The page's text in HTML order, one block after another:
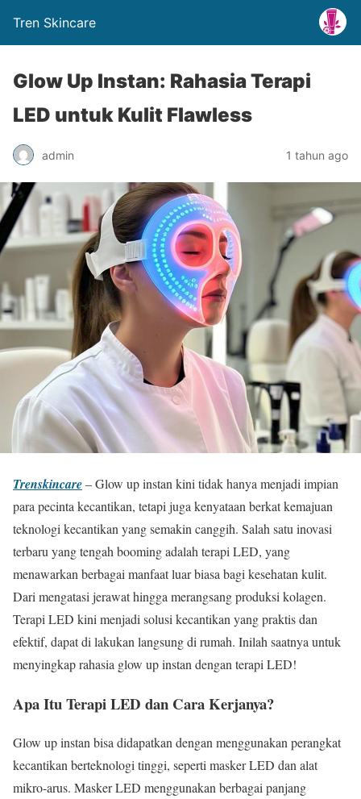
Tren Skincare
Glow Up Instan: Rahasia Terapi
LED untuk Kulit Flawless
admin 1 tahun ago
Trenskincare– Glow up instan kini tidak hanya menjadi impian
para pecinta kecantikan, tetapi juga kenyataan berkat kemajuan
teknologi kecantikan yang semakin canggih. Salah satu inovasi
terbaru yang tengah booming adalah terapi LED, yang
menawarkan berbagai manfaat luar biasa bagi kesehatan kulit.
Dari mengatasi jerawat hingga merangsang produksi kolagen.
Terapi LED kini menjadi solusi kecantikan yang praktis dan
efektif, dapat di lakukan langsung di rumah. Inilah saatnya untuk
menyingkap rahasia glow up instan dengan terapi LED!
Apa Itu Terapi LED dan Cara Kerjanya?
Glow up instan bisa didapatkan dengan menggunakan perangkat
kecantikan berteknologi tinggi, seperti masker LED dan alat
mikro-arus. Masker LED menggunakan berbagai panjang